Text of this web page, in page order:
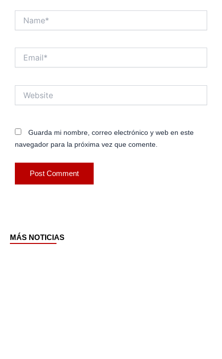
Guarda mi nombre, correo electrónico y web en este
navegador para la próxima vez que comente.
MÁS NOTICIAS